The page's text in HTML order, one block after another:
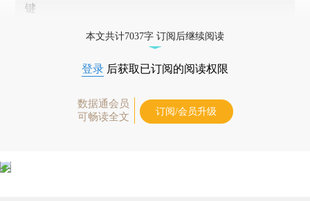
键
本文共计7037字 订阅后继续阅读
登录 后获取已订阅的阅读权限
数据通会员
可畅读全文
订阅/会员升级